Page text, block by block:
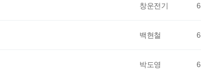
창운전기 6
백현철 6
박도영 6